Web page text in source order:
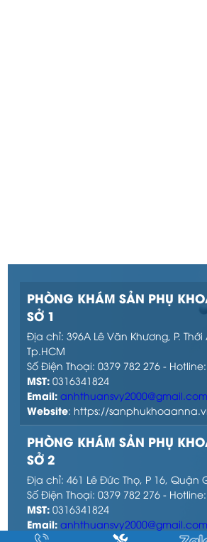
PHÒNG KHÁM SẢN PHỤ
SỞ 1
Địa chỉ: 396A Lê Văn Khương, P.
Tp.HCM
Số Điện Thoại: 0379 782 276 -
MST:0316341824
Email:anhthuansvy2000@gmail.com
Website: https://
PHÒNG KHÁM SẢN PHỤ
SỞ 2
Địa chỉ: 461 Lê Đức Thọ, P 16, Quận
Số Điện Thoại: 0379 782 276 -
MST:0316341824
Email:anhthuansvy2000@gmail.com
Website : https://